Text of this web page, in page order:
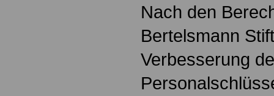
Nach den
Bertelsmann
Verbesserung